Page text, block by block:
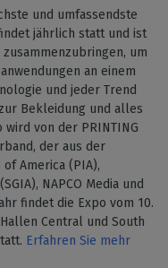
und umfassendste
jährlich statt und ist
um
an einem
und jeder Trend
Bekleidung und alles
wird von der PRINTING
der aus der
America (PIA),
NAPCO Media und
findet die Expo vom 10.
Central und South
Erfahren Sie mehr